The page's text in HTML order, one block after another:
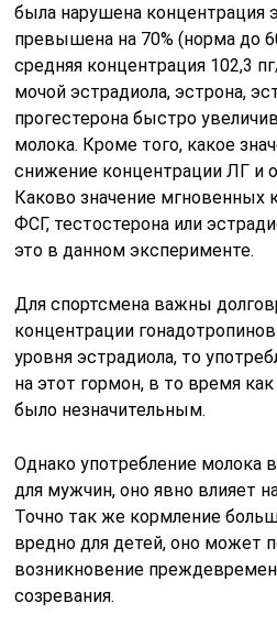
была нарушена концентрация
превышена на 70% (норма до
средняя концентрация 102,3
мочой эстрадиола, эстрона,
прогестерона быстро
молока. Кроме того, какое
снижение концентрации ЛГ и
Каково значение мгновенных
ФСГ, тестостерона или
это в данном эксперименте.
Для спортсмена важны
концентрации
уровня эстрадиола, то
на этот гормон, в то время
было незначительным.
Однако употребление молока
для мужчин, оно явно влияет
Точно так же кормление
вредно для детей, оно может
возникновение
созревания.